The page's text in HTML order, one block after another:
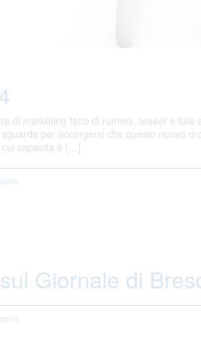
di marketing fatto di rumors, teaser e
per accorgersi che questo nuovo
cui capacità è […]
Giornale di